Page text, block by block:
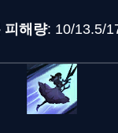
피해량: 10/13.5/